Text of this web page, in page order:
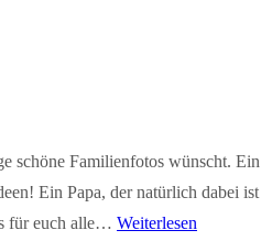
schöne Familienfotos wünscht. Ein
Ein Papa, der natürlich dabei ist
für euch alle… Weiterlesen